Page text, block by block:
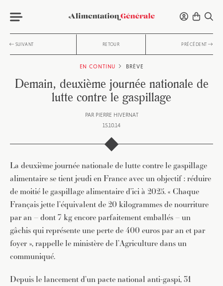
SUIVANT RETOUR PRÉCÉDENT
EN CONTINU BRÈVE
Demain, deuxième journée nationale de
lutte contre le gaspillage
PAR PIERRE HIVERNAT
15.10.14
La deuxième journée nationale de lutte contre le gaspillage
alimentaire se tient jeudi en France avec un objectif : réduire
de moitié le gaspillage alimentaire d’ici à 2025. « Chaque
Français jette l’équivalent de 20 kilogrammes de nourriture
par an – dont 7 kg encore parfaitement emballés – un
gâchis qui représente une perte de 400 euros par an et par
foyer », rappelle le ministère de l’Agriculture dans un
communiqué.
Depuis le lancement d’un pacte national anti-gaspi, 31